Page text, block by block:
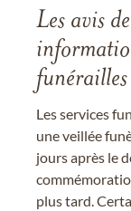
Les avis
Les services
une veillée
jours après le
plus tard.